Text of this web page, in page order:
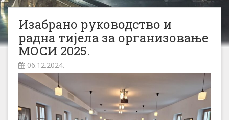
Изабрано руководство и
радна тијела за организовање
МОСИ 2025.
06.12.2024.